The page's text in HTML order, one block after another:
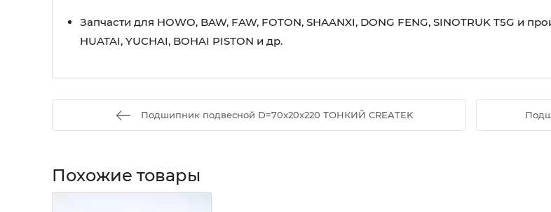
Запчасти для HOWO, BAW, FAW, FOTON, SHAANXI, DONG FENG, SINOTRUK T5G и
HUATAI, YUCHAI, BOHAI PISTON и др.
Подшипник подвесной D=70x20x220 ТОНКИЙ CREATEK
Похожие товары